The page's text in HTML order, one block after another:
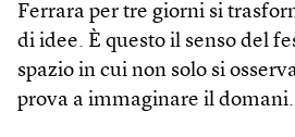
Ferrara per tre giorni si
di idee. È questo il senso del
spazio in cui non solo si
prova a immaginare il